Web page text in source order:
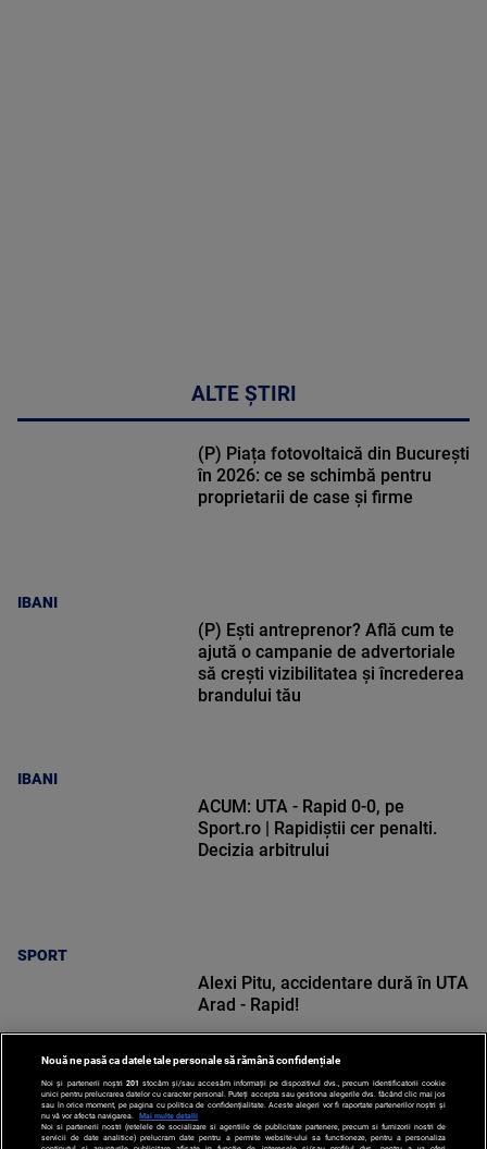
ALTE ȘTIRI
IBANI
(P) Piața fotovoltaică din București
în 2026: ce se schimbă pentru
proprietarii de case și firme
IBANI
(P) Ești antreprenor? Află cum te
ajută o campanie de advertoriale
să crești vizibilitatea și încrederea
brandului tău
SPORT
ACUM: UTA - Rapid 0-0, pe
Sport.ro | Rapidiștii cer penalti.
Decizia arbitrului
SPORT
Alexi Pitu, accidentare dură în UTA
Arad - Rapid!
Nouă ne pasă ca datele tale personale să rămână confidențiale
Noi și partenerii noștri 201 stocăm și/sau accesăm informații pe dispozitivul dvs., precum identificatorii cookie
unici pentru prelucrarea datelor cu caracter personal. Puteți accepta sau gestiona alegerile dvs. făcând clic mai jos
sau în orice moment, pe pagina cu politica de confidențialitate. Aceste alegeri vor fi raportate partenerilor noștri și
nu vă vor afecta navigarea.
Mai multe detalii
Noi si partenerii nostri (retelele de socializare si agentiile de publicitate partenere, precum si furnizorii nostri de
servicii de date analitice) prelucram date pentru a permite website-ului sa functioneze, pentru a personaliza